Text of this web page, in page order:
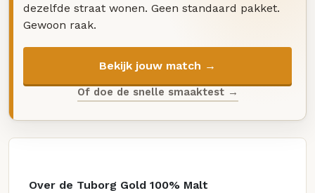
dezelfde straat wonen. Geen standaard pakket.
Gewoon raak.
Bekijk jouw match →
Of doe de snelle smaaktest →
Over de Tuborg Gold 100% Malt